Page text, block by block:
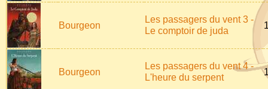
Bourgeon
Les passagers du vent 3 -
Le comptoir de juda
Bourgeon
Les passagers du vent 4 -
L'heure du serpent